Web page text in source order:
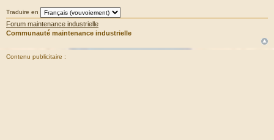
Traduire en
Forum maintenance industrielle
Communauté maintenance industrielle
Contenu publicitaire :